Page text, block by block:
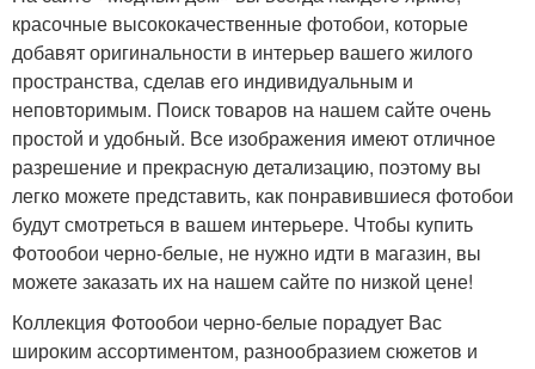
красочные высококачественные фотобои, которые
добавят оригинальности в интерьер вашего жилого
пространства, сделав его индивидуальным и
неповторимым. Поиск товаров на нашем сайте очень
простой и удобный. Все изображения имеют отличное
разрешение и прекрасную детализацию, поэтому вы
легко можете представить, как понравившиеся фотобои
будут смотреться в вашем интерьере. Чтобы купить
Фотообои черно-белые, не нужно идти в магазин, вы
можете заказать их на нашем сайте по низкой цене!
Коллекция Фотообои черно-белые порадует Вас
широким ассортиментом, разнообразием сюжетов и